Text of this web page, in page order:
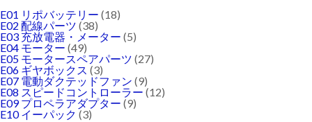
E01 リポバッテリー (18)
E02 配線パーツ (38)
E03 充放電器・メーター (5)
E04 モーター (49)
E05 モータースペアパーツ (27)
E06 ギヤボックス (3)
E07 電動ダクテッドファン (9)
E08 スピードコントローラー (12)
E09 プロペラアダプター (9)
E10 イーパック (3)